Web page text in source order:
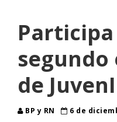
Participa
de
BP y RN
6 de